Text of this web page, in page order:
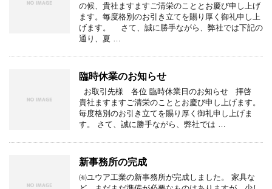
の候、貴社ますますご清栄のこととお慶び申し上げ
ます。毎度格別のお引き立てを賜り厚く御礼申し上
げます。 さて、誠に勝手ながら、弊社では下記の
通り、夏 …
臨時休業のお知らせ
お取引先様 各位 臨時休業日のお知らせ 拝啓
貴社ますますご清栄のこととお慶び申し上げます。
毎度格別のお引き立てを賜り厚く御礼申し上げま
す。 さて、誠に勝手ながら、弊社では …
新事務所の完成
㈲ユウア工業の新事務所が完成しました。 家具な